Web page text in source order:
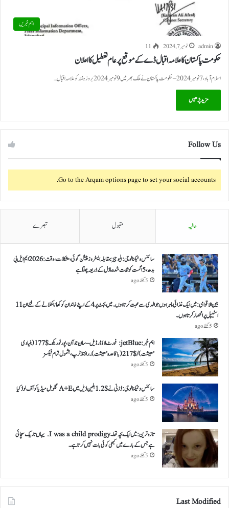
اہم خبریں
admin نومبر 7, 2024 11
حکومت پاکستان کا علامہ اقبال ڈے کے موقع پر عام تعطیل کا اعلان
اسلام آباد، 7 نومبر 2024 – حکومت پاکستان نے ملک بھر میں 9 نومبر 2024 بروز ہفتہ کو علامہ اقبال…
مزید پڑھیں
Follow Us
Go to the Arqam options page to set your social accounts.
حالیہ مقبول تبصرے
سائنس و ٹیکنالوجی: بلیو جیز بمقابلہ ایسٹروز پیشن گوئی، مشکلات، وقت: 2026 ایم ایل بی
بدھ، 5 اگست کو ثابت شدہ ماڈل کے ذریعہ چنتا ہے
5 گھنٹے ago
بین الاقوامی: میں ایک غذائی ماہر ہوں جو الدی سے محبت کرتا ہوں ۔ میں بجٹ پر 4 کے اپنے خاندان کو کھانا کھلانے کے لئے ان 11
اسٹیپل پر انحصار کرتا ہوں ۔
5 گھنٹے ago
اہم خبر: jetBlue: فورٹ لاؤڈرڈیل – سان جوآن، پورٹو ریکو ۔ $ 177 (بنیادی
معیشت) / $ 217 (باقاعدہ معیشت )۔ راؤنڈ ٹرپ، بشمول تمام ٹیکسز
5 گھنٹے ago
سائنس و ٹیکنالوجی: ڈزنی نے $ 1.2 بلین ڈیل میں A+E گلوبل میڈیا کو آف لوڈ کیا
5 گھنٹے ago
تازہ ترین: میں ایک بچہ تھا ۔ I was a child prodigy. یہاں تاریک سچائی
ہے جس کے بارے میں کبھی کوئی بات نہیں کرتا ہے ۔
5 گھنٹے ago
Last Modified